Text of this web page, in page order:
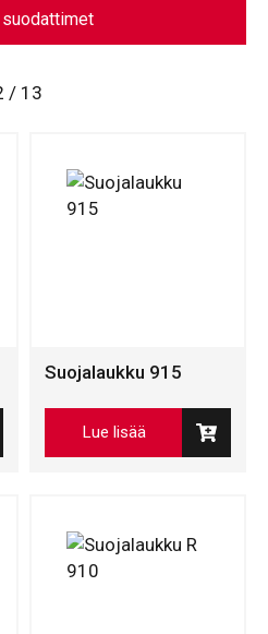
suodattimet
/ 13
Suojalaukku 915
Lue lisää